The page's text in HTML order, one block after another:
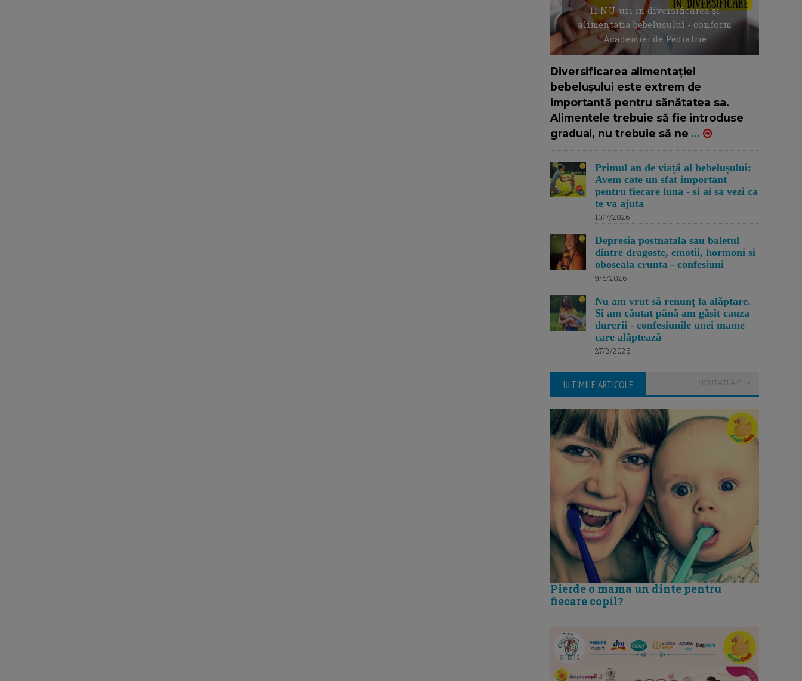
11 NU-uri in diversificarea și
alimentația bebelușului - conform
Academiei de Pediatrie
Diversificarea alimentației
bebelușului este extrem de
importantă pentru sănătatea sa.
Alimentele trebuie să fie introduse
gradual, nu trebuie să ne ...
Primul an de viață al bebelușului:
Avem cate un sfat important
pentru fiecare luna - si ai sa vezi ca
te va ajuta
10/7/2026
Depresia postnatala sau baletul
dintre dragoste, emotii, hormoni si
oboseala crunta - confesiuni
9/6/2026
Nu am vrut să renunț la alăptare.
Si am căutat până am găsit cauza
durerii - confesiunile unei mame
care alăptează
27/3/2026
ULTIMILE ARTICOLE NOUTATI AICI
Pierde o mama un dinte pentru
fiecare copil?